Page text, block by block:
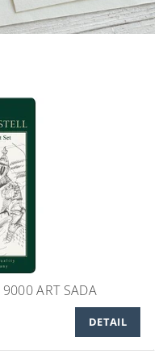
9000 ART SADA
DETAIL